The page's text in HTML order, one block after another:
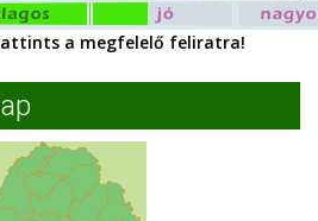
a megfelelő feliratra!